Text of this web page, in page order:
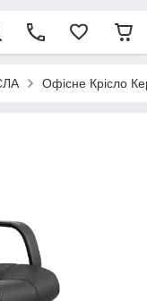
Офісне Крісло